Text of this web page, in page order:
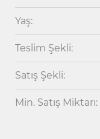
Yaş:
Teslim Şekli:
Satış Şekli:
Min. Satış Miktarı: